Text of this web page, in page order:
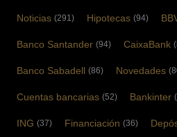
Noticias (291) Hipotecas (94)
Banco Santander (94) CaixaBank
Banco Sabadell (86) Novedades
Cuentas bancarias (52) Bankinter
ING (37) Financiación (36)